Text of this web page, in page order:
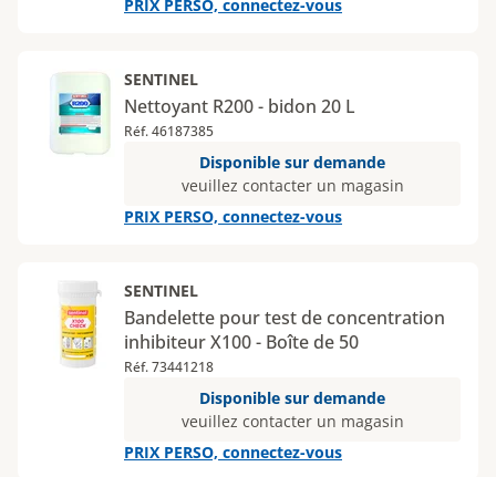
PRIX PERSO, connectez-vous
SENTINEL
Nettoyant R200 - bidon 20 L
Réf. 46187385
Disponible sur demande
veuillez contacter un magasin
PRIX PERSO, connectez-vous
SENTINEL
Bandelette pour test de concentration
inhibiteur X100 - Boîte de 50
Réf. 73441218
Disponible sur demande
veuillez contacter un magasin
PRIX PERSO, connectez-vous